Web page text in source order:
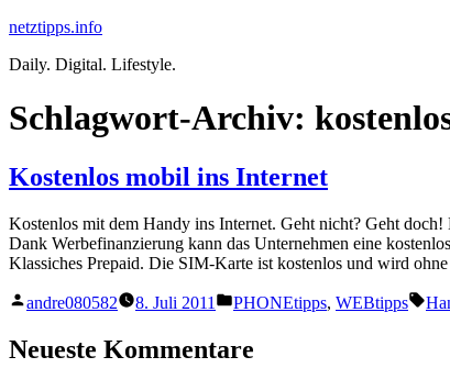
Zum
springen
netztipps.info
Daily. Digital. Lifestyle.
Schlagwort-Archiv:
Kostenlos mobil ins Internet
Kostenlos mit dem Handy ins Internet. Geht nicht? Geht doch!
Dank Werbefinanzierung kann das Unternehmen eine
Klassiches Prepaid. Die SIM-Karte ist kostenlos und wird ohne
Veröffentlicht
andre080582 8. Juli 2011
Veröffentlicht
PHONEtipps, WEBtipps
Neueste Kommentare